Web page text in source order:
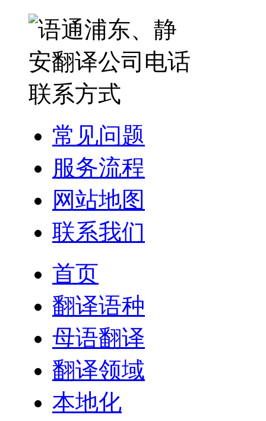
常见问题
服务流程
网站地图
联系我们
首页
翻译语种
母语翻译
翻译领域
本地化